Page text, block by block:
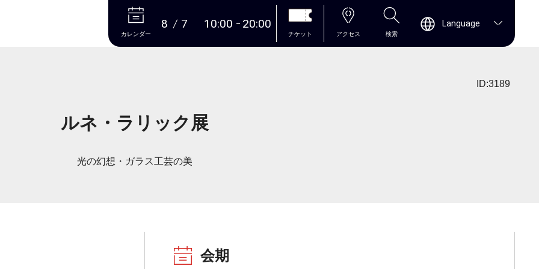
本文へ
カレンダー
8 7 10:00 20:00
チケット アクセス 検索
Language
ID:3189
ルネ・ラリック展
光の幻想・ガラス工芸の美
会期